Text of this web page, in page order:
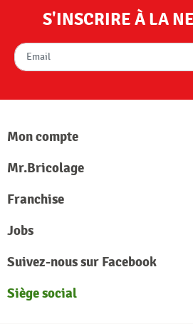
S'INSCRIRE À LA
Mon compte
Mr.Bricolage
Franchise
Jobs
Suivez-nous sur Facebook
Siège social